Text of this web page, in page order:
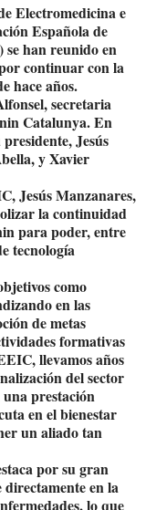
Electromedicina e
Española de
se han reunido en
continuar con la
hace años.
secretaria
Catalunya. En
Jesús
y Xavier
Jesús Manzanares,
la continuidad
para poder, entre
tecnología
como
en las
de metas
formativas
llevamos años
del sector
prestación
en el bienestar
un aliado tan
por su gran
en la
lo que